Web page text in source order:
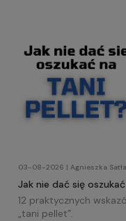
03-08-2026 | Agnieszka
Jak nie dać się
wskazówek!
12 praktycznych
„tani pellet”.